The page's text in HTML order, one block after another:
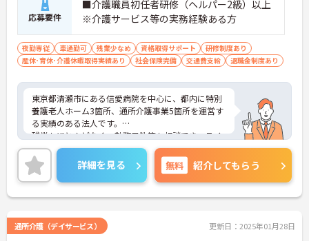
応募要件
■介護職員初任者研修（ヘルパー2級）以上
※介護サービス等の実務経験ある方
夜勤専従 車通勤可 残業少なめ 資格取得サポート
研修制度あり
産休･育休･介護休暇取得実績あり
社会保険完備 交通費支給 退職金制度あり
東京都清瀬市にある信愛病院を中心に、都内に特別
養護老人ホーム3箇所、通所介護事業5箇所を運営す
る実績のある法人です。
残業もほとんどなく、勤務日数等も相談でき、ライ
フ・ワーク・バランスを大切にしたい方にもおすす
めです。
資格があるけれど未経験、またはブランクのある方
も充実にOJTで安心して勤務できます。
また、マイカー通勤可能のため、通勤もらくらくで
ご興味のある方は面接対策ポイントなどお話致しま
すのでお気軽にお問い合わせください。
詳細を見る 無料 紹介してもらう
通所介護（デイサービス） 更新日：2025年01月28日